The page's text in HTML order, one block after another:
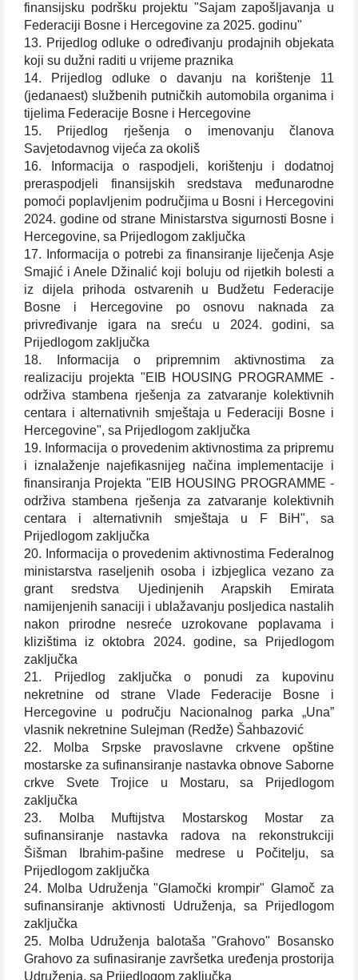
finansijsku podršku projektu "Sajam zapošljavanja u
Federaciji Bosne i Hercegovine za 2025. godinu"
13. Prijedlog odluke o određivanju prodajnih objekata
koji su dužni raditi u vrijeme praznika
14. Prijedlog odluke o davanju na korištenje 11
(jedanaest) službenih putničkih automobila organima i
tijelima Federacije Bosne i Hercegovine
15. Prijedlog rješenja o imenovanju članova
Savjetodavnog vijeća za okoliš
16. Informacija o raspodjeli, korištenju i dodatnoj
preraspodjeli finansijskih sredstava međunarodne
pomoći poplavljenim područjima u Bosni i Hercegovini
2024. godine od strane Ministarstva sigurnosti Bosne i
Hercegovine, sa Prijedlogom zaključka
17. Informacija o potrebi za finansiranje liječenja Asje
Smajić i Anele Džinalić koji boluju od rijetkih bolesti a
iz dijela prihoda ostvarenih u Budžetu Federacije
Bosne i Hercegovine po osnovu naknada za
privređivanje igara na sreću u 2024. godini, sa
Prijedlogom zaključka
18. Informacija o pripremnim aktivnostima za
realizaciju projekta "EIB HOUSING PROGRAMME -
održiva stambena rješenja za zatvaranje kolektivnih
centara i alternativnih smještaja u Federaciji Bosne i
Hercegovine", sa Prijedlogom zaključka
19. Informacija o provedenim aktivnostima za pripremu
i iznalaženje najefikasnijeg načina implementacije i
finansiranja Projekta "EIB HOUSING PROGRAMME -
održiva stambena rješenja za zatvaranje kolektivnih
centara i alternativnih smještaja u F BiH", sa
Prijedlogom zaključka
20. Informacija o provedenim aktivnostima Federalnog
ministarstva raseljenih osoba i izbjeglica vezano za
grant sredstva Ujedinjenih Arapskih Emirata
namijenjenih sanaciji i ublažavanju posljedica nastalih
nakon prirodne nesreće uzrokovane poplavama i
klizištima iz oktobra 2024. godine, sa Prijedlogom
zaključka
21. Prijedlog zaključka o ponudi za kupovinu
nekretnine od strane Vlade Federacije Bosne i
Hercegovine u području Nacionalnog parka „Una”
vlasnik nekretnine Sulejman (Redže) Šahbazović
22. Molba Srpske pravoslavne crkvene opštine
mostarske za sufinansiranje nastavka obnove Saborne
crkve Svete Trojice u Mostaru, sa Prijedlogom
zaključka
23. Molba Muftijstva Mostarskog Mostar za
sufinansiranje nastavka radova na rekonstrukciji
Šišman Ibrahim-pašine medrese u Počitelju, sa
Prijedlogom zaključka
24. Molba Udruženja "Glamočki krompir" Glamoč za
sufinansiranje aktivnosti Udruženja, sa Prijedlogom
zaključka
25. Molba Udruženja balotaša "Grahovo" Bosansko
Grahovo za sufinasiranje završetka uređenja prostorija
Udruženja, sa Prijedlogom zaključka